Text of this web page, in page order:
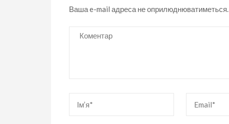
Ваша e-mail адреса не оприлюднюватиметься.
Коментар